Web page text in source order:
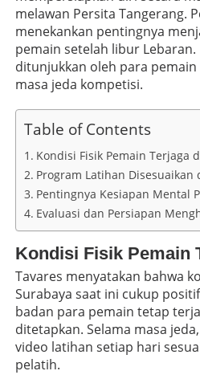
a
g
a
L
a
n
e
r
i
t
a
T
a
n
g
e
r
a
n
melawan Persita Tangerang.
menekankan pentingnya
pemain setelah libur
ditunjukkan oleh para
masa jeda kompetisi.
Table of Contents
Kondisi Fisik Pemain Terjaga
Program Latihan
Pentingnya Kesiapan Mental
Evaluasi dan Persiapan
Kondisi Fisik Pemain
Tavares menyatakan bahwa
Surabaya saat ini cukup
badan para pemain tetap
ditetapkan. Selama masa
video latihan setiap hari
pelatih.